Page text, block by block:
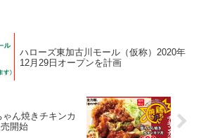
ハローズ東加古川モール（仮称）2020年
12月29日オープンを計画
ゃん焼きチキンカ
開始